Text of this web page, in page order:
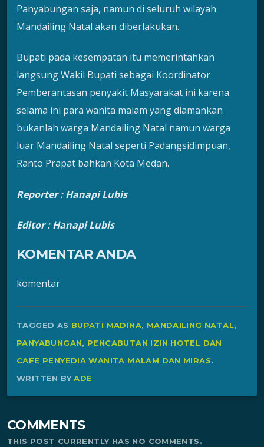
Panyabungan saja, namun di seluruh wilayah
Mandailing Natal akan diberlakukan.
Bupati pada kesempatan itu memerintahkan
langsung Wakil Bupati sebagai Koordinator
Pemberantasan penyakit Masyarakat ini karena
selama ini para wanita malam yang diamankan
bukanlah warga Mandailing Natal namun warga
luar Mandailing Natal seperti Padangsidimpuan,
Ranto Prapat bahkan Kota Medan.
Reporter : Hanapi Lubis
Editor : Hanapi Lubis
KOMENTAR ANDA
komentar
TAGGED AS BUPATI MADINA, MANDAILING NATAL,
PANYABUNGAN, PENCABUTAN IZIN HOTEL DAN
CAFE PENYEDIA WANITA MALAM DAN MIRAS.
WRITTEN BYADE
COMMENTS
THIS POST CURRENTLY HAS NO COMMENTS.